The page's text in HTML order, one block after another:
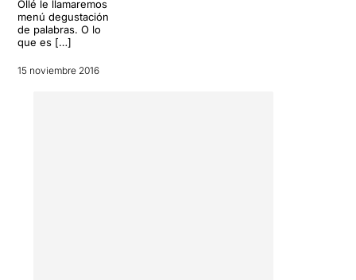
Ollé le llamaremos
menú degustación
de palabras. O lo
que es […]
15 noviembre 2016